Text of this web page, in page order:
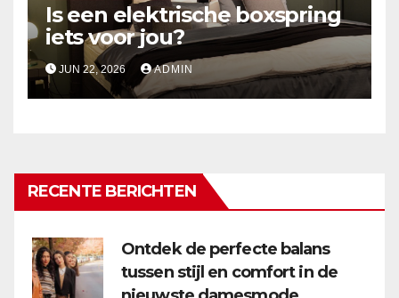
Is een elektrische boxspring
iets voor jou?
JUN 22, 2026 ADMIN
RECENTE BERICHTEN
Ontdek de perfecte balans
tussen stijl en comfort in de